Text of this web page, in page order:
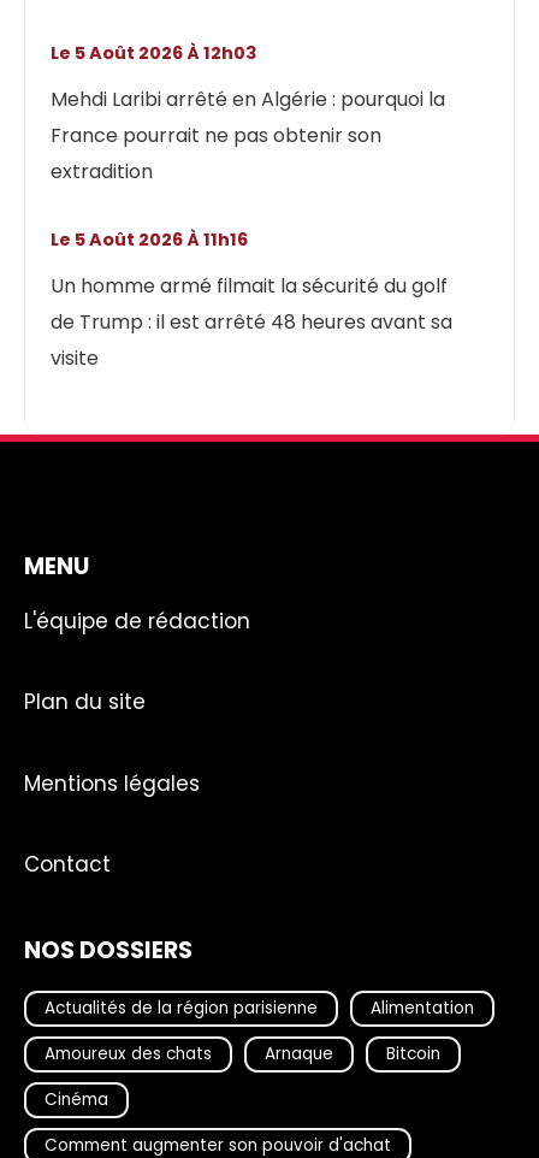
Mehdi Laribi arrêté en Algérie : pourquoi la
France pourrait ne pas obtenir son
extradition
Le 5 Août 2026 À 12h03
Un homme armé filmait la sécurité du golf
de Trump : il est arrêté 48 heures avant sa
visite
Le 5 Août 2026 À 11h16
MENU
L'équipe de rédaction
Plan du site
Mentions légales
Contact
NOS DOSSIERS
Actualités de la région parisienne
Alimentation
Amoureux des chats
Arnaque
Bitcoin
Cinéma
Comment augmenter son pouvoir d'achat